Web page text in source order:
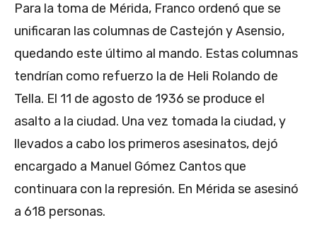
Para la toma de Mérida, Franco ordenó que se
unificaran las columnas de Castejón y Asensio,
quedando este último al mando. Estas columnas
tendrían como refuerzo la de Heli Rolando de
Tella. El 11 de agosto de 1936 se produce el
asalto a la ciudad. Una vez tomada la ciudad, y
llevados a cabo los primeros asesinatos, dejó
encargado a Manuel Gómez Cantos que
continuara con la represión. En Mérida se asesinó
a 618 personas.